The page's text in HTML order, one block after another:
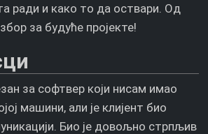
ради и како то да оствари. Од
за будуће пројекте!
за софтвер који нисам имао
машини, али је клијент био
Био је довољно стрпљив